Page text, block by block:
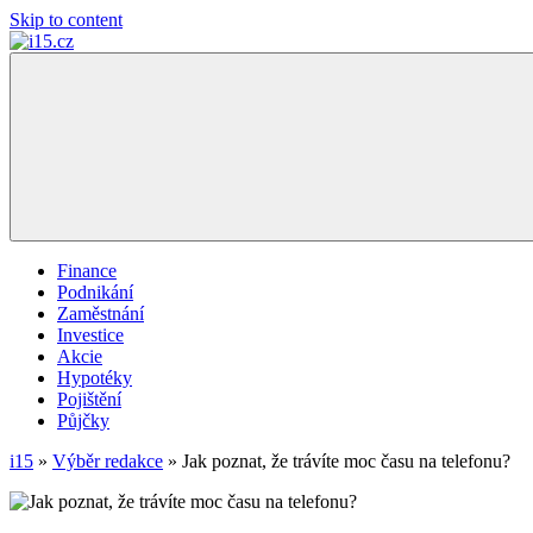
Skip to content
Finance
Podnikání
Zaměstnání
Investice
Akcie
Hypotéky
Pojištění
Půjčky
i15 » Výběr redakce » Jak poznat, že trávíte moc času na telefonu?